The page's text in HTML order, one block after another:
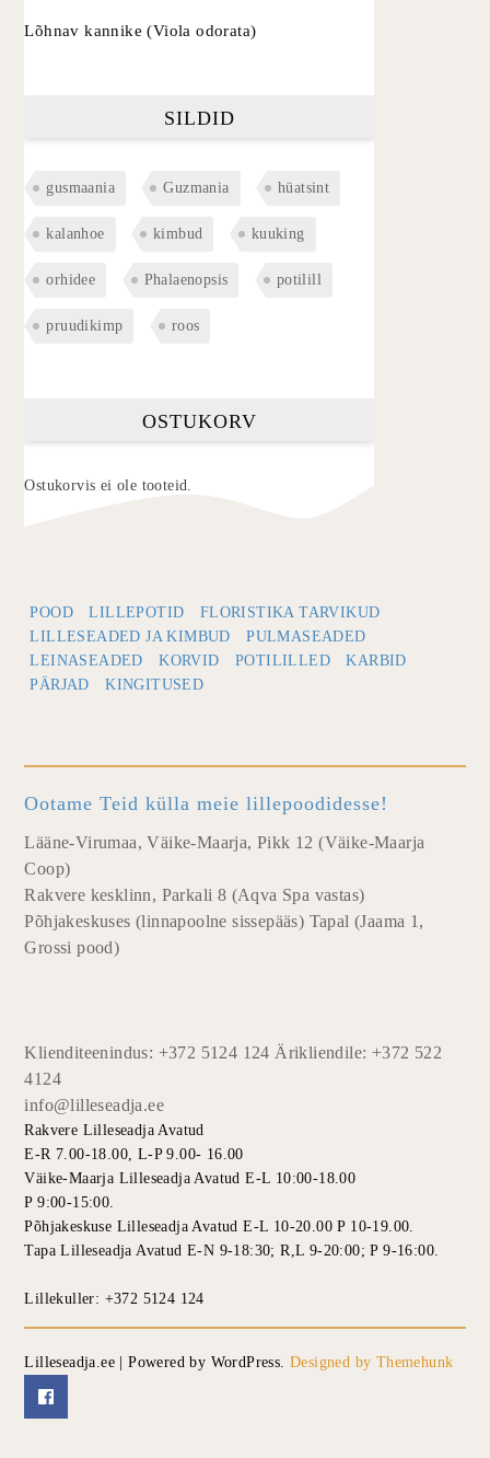
Lõhnav kannike (Viola odorata)
SILDID
gusmaania Guzmania hüatsint
kalanhoe kimbud kuuking
orhidee Phalaenopsis potilill
pruudikimp roos
OSTUKORV
Ostukorvis ei ole tooteid.
POOD LILLEPOTID
FLORISTIKA TARVIKUD
LILLESEADED JA KIMBUD
PULMASEADED
LEINASEADED
KORVID POTILILLED
KARBID
PÄRJAD
KINGITUSED
Ootame Teid külla meie lillepoodidesse!
Lääne-Virumaa, Väike-Maarja, Pikk 12 (Väike-Maarja
Coop)
Rakvere kesklinn, Parkali 8 (Aqva Spa vastas)
Põhjakeskuses (linnapoolne sissepääs) Tapal (Jaama 1,
Grossi pood)
Klienditeenindus: +372 5124 124 Ärikliendile: +372 522
4124
info@lilleseadja.ee
Rakvere Lilleseadja Avatud
E-R 7.00-18.00, L-P 9.00- 16.00
Väike-Maarja Lilleseadja Avatud E-L 10:00-18.00
P 9:00-15:00.
Põhjakeskuse Lilleseadja Avatud E-L 10-20.00 P 10-19.00.
Tapa Lilleseadja Avatud E-N 9-18:30; R,L 9-20:00; P 9-16:00.
Lillekuller: +372 5124 124
Lilleseadja.ee | Powered by WordPress.Designed by Themehunk